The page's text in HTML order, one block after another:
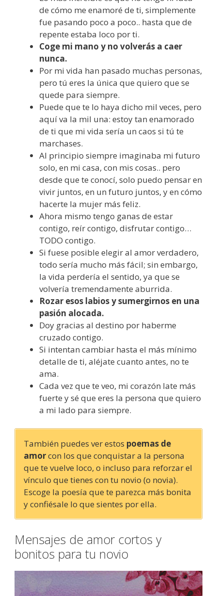
de cómo me enamoré de ti, simplemente
fue pasando poco a poco.. hasta que de
repente estaba loco por ti.
Coge mi mano y no volverás a caer
nunca.
Por mi vida han pasado muchas personas,
pero tú eres la única que quiero que se
quede para siempre.
Puede que te lo haya dicho mil veces, pero
aquí va la mil una: estoy tan enamorado
de ti que mi vida sería un caos si tú te
marchases.
Al principio siempre imaginaba mi futuro
solo, en mi casa, con mis cosas.. pero
desde que te conocí, solo puedo pensar en
vivir juntos, en un futuro juntos, y en cómo
hacerte la mujer más feliz.
Ahora mismo tengo ganas de estar
contigo, reír contigo, disfrutar contigo…
TODO contigo.
Si fuese posible elegir al amor verdadero,
todo sería mucho más fácil; sin embargo,
la vida perdería el sentido, ya que se
volvería tremendamente aburrida.
Rozar esos labios y sumergirnos en una
pasión alocada.
Doy gracias al destino por haberme
cruzado contigo.
Si intentan cambiar hasta el más mínimo
detalle de ti, aléjate cuanto antes, no te
ama.
Cada vez que te veo, mi corazón late más
fuerte y sé que eres la persona que quiero
a mi lado para siempre.
También puedes ver estos poemas de
amorcon los que conquistar a la persona
que te vuelve loco, o incluso para reforzar el
vínculo que tienes con tu novio (o novia).
Escoge la poesía que te parezca más bonita
y confiésale lo que sientes por ella.
Mensajes de amor cortos y
bonitos para tu novio